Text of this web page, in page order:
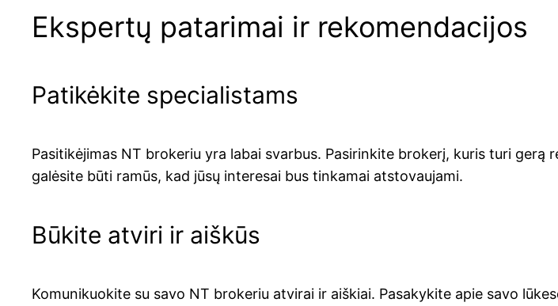
Ekspertų patarimai ir rekomendacijos
Patikėkite specialistams
Pasitikėjimas NT brokeriu yra labai svarbus. Pasirinkite brokerį, kuris turi
galėsite būti ramūs, kad jūsų interesai bus tinkamai atstovaujami.
Būkite atviri ir aiškūs
Komunikuokite su savo NT brokeriu atvirai ir aiškiai. Pasakykite apie savo